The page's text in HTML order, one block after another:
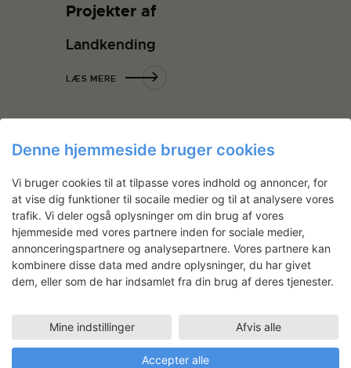
Projekter af
Landkending
LÆS MERE
Nyhedsbrev
Få ansøgningsfrister, arrangementer
og artikler direkte i din indbakke.
Denne hjemmeside bruger cookies
Vi bruger cookies til at tilpasse vores indhold og annoncer, for
at vise dig funktioner til socaile medier og til at analysere vores
trafik. Vi deler også oplysninger om din brug af vores
hjemmeside med vores partnere inden for sociale medier,
annonceringspartnere og analysepartnere. Vores partnere kan
kombinere disse data med andre oplysninger, du har givet
dem, eller som de har indsamlet fra din brug af deres tjenester.
Mine indstillinger Afvis alle
Accepter alle